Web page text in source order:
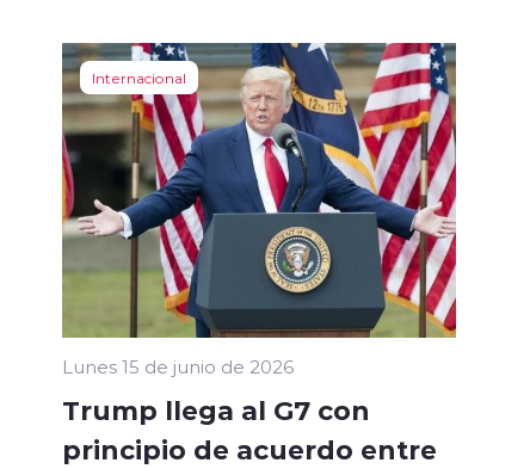
Internacional
Lunes 15 de junio de 2026
Trump llega al G7 con
principio de acuerdo entre